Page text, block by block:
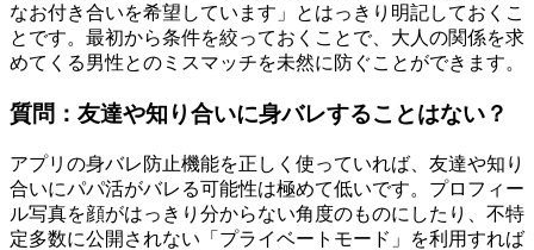
なお付き合いを希望しています」とはっきり明記しておくこ
とです。最初から条件を絞っておくことで、大人の関係を求
めてくる男性とのミスマッチを未然に防ぐことができます。
質問：友達や知り合いに身バレすることはない？
アプリの身バレ防止機能を正しく使っていれば、友達や知り
合いにパパ活がバレる可能性は極めて低いです。プロフィー
ル写真を顔がはっきり分からない角度のものにしたり、不特
定多数に公開されない「プライベートモード」を利用すれば